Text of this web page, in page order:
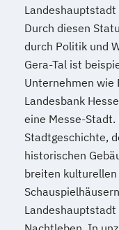
Durch diesen
durch Politik und
Gera-Tal ist
Unternehmen wie
Landesbank
eine Messe-Stadt.
Stadtgeschichte,
historischen
breiten
Landeshauptstadt